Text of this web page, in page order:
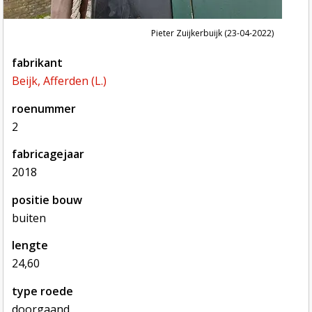
Pieter Zuijkerbuijk (23-04-2022)
fabrikant
Beijk, Afferden (L.)
roenummer
2
fabricagejaar
2018
positie bouw
buiten
lengte
24,60
type roede